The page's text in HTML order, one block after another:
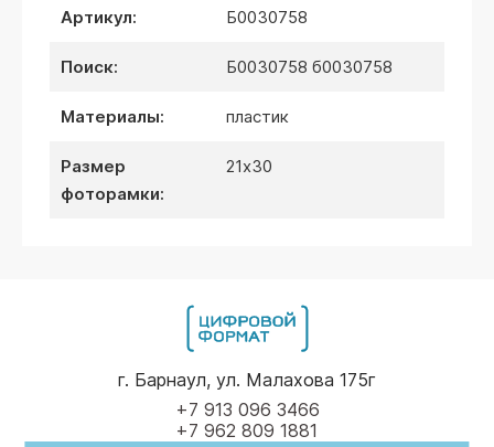
артикул: Б0030758
поиск: Б0030758 б0030758
материалы: пластик
размер
фоторамки:
21х30
+7 913 096 3466
+7 962 809 1881
г. Барнаул, ул. Малахова 175г